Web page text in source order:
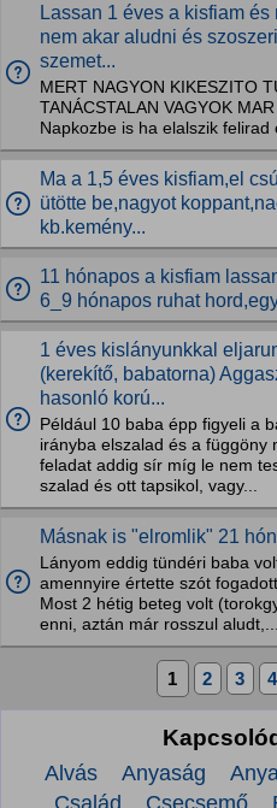
Lassan 1 éves a kisfiam
nem akar aludni és
szemet...
MERT NAGYON KIKESZITO
TANÁCSTALAN VAGYOK
Napkozbe is ha elalszik felirad
Ma a 1,5 éves kisfiam,el
ütötte be,nagyot
kb.kemény...
11 hónapos a kisfiam
6_9 hónapos ruhat
1 éves kislányunkkal
(kerekítő, babatorna)
hasonló korú...
Például 10 baba épp figyeli a
irányba elszalad és a függöny
feladat addig sír míg le nem
szalad és ott tapsikol, vagy...
Másnak is "elromlik" 21
Lányom eddig tündéri baba
amennyire értette szót
Most 2 hétig beteg volt
enni, aztán már rosszul aludt,...
1 2 3 4
Alvás Anyaság
Család
Csecsemő